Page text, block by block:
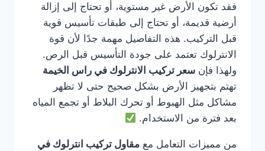
فقد تكون الأرض غير مستوية، أو تحتاج إلى إزالة
أرضية قديمة، أو تحتاج إلى طبقات تأسيس قوية
قبل التركيب. هذه التفاصيل مهمة جدًا لأن قوة
الانترلوك تعتمد على جودة التأسيس قبل الرص.
ولهذا فإن سعر تركيب الانترلوك في راس الخيمة
تهتم بتجهيز الأرض بشكل صحيح حتى لا تظهر
مشاكل مثل الهبوط أو تحرك البلاط أو تجمع المياه
بعد فترة من الاستخدام.
من مميزات التعامل مع مقاول تركيب انترلوك في